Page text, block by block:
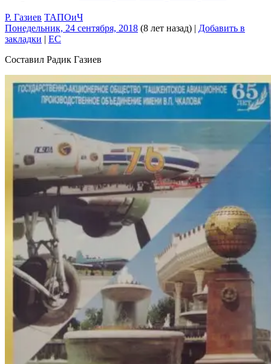
Р. Газиев ТАПОиЧ
Понедельник, 24 сентября, 2018 (8 лет назад) | Добавить в
закладки | EC
Составил Радик Газиев